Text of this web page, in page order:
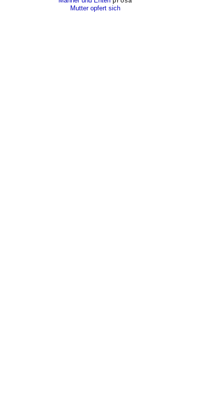
Mutter opfert sich